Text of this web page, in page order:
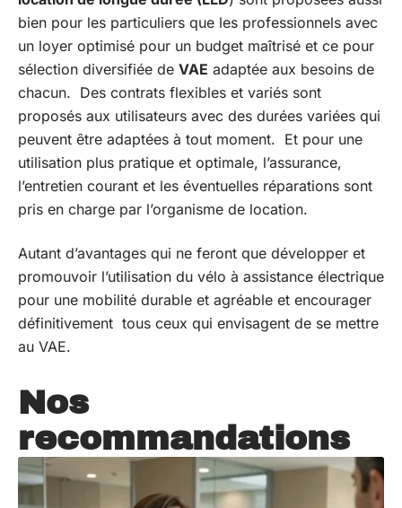
bien pour les particuliers que les professionnels avec
un loyer optimisé pour un budget maîtrisé et ce pour
sélection diversifiée de VAE adaptée aux besoins de
chacun. Des contrats flexibles et variés sont
proposés aux utilisateurs avec des durées variées qui
peuvent être adaptées à tout moment. Et pour une
utilisation plus pratique et optimale, l’assurance,
l’entretien courant et les éventuelles réparations sont
pris en charge par l’organisme de location.
Autant d’avantages qui ne feront que développer et
promouvoir l’utilisation du vélo à assistance électrique
pour une mobilité durable et agréable et encourager
définitivement tous ceux qui envisagent de se mettre
au VAE.
Nos
recommandations